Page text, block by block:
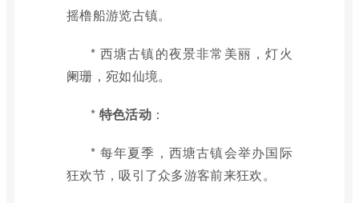
摇橹船游览古镇。
* 西塘古镇的夜景非常美丽，灯火
阑珊，宛如仙境。
* 特色活动：
* 每年夏季，西塘古镇会举办国际
狂欢节，吸引了众多游客前来狂欢。